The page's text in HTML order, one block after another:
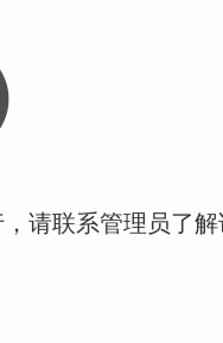
请联系管理员了